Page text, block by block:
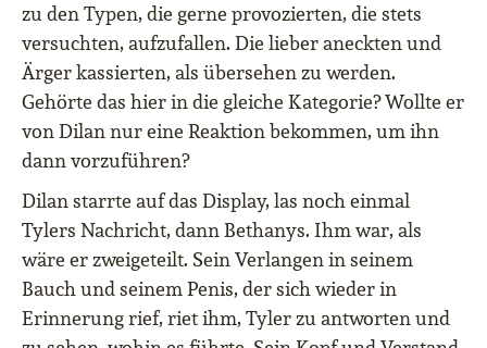
zu den Typen, die gerne provozierten, die stets
versuchten, aufzufallen. Die lieber aneckten und
Ärger kassierten, als übersehen zu werden.
Gehörte das hier in die gleiche Kategorie? Wollte er
von Dilan nur eine Reaktion bekommen, um ihn
dann vorzuführen?
Dilan starrte auf das Display, las noch einmal
Tylers Nachricht, dann Bethanys. Ihm war, als
wäre er zweigeteilt. Sein Verlangen in seinem
Bauch und seinem Penis, der sich wieder in
Erinnerung rief, riet ihm, Tyler zu antworten und